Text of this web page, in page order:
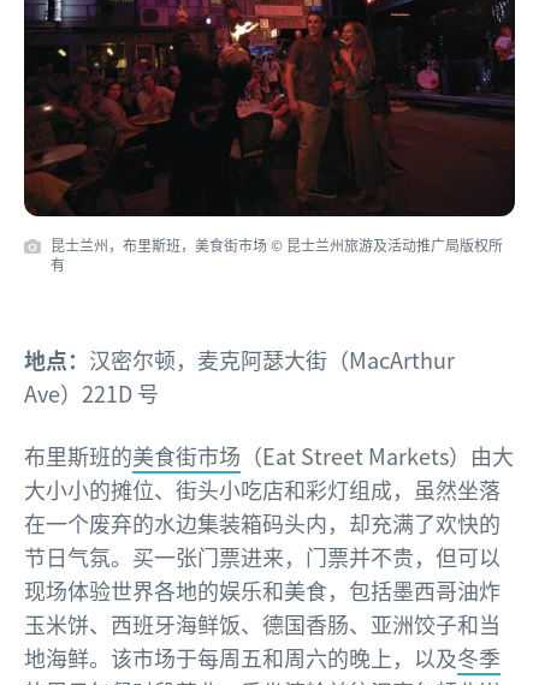
昆士兰州，布里斯班，美食街市场 © 昆士兰州旅游及活动推广局版权所
有
地点： 汉密尔顿，麦克阿瑟大街（MacArthur
Ave）221D 号
布里斯班的美食街市场 （Eat Street Markets）由大
大小小的摊位、街头小吃店和彩灯组成，虽然坐落
在一个废弃的水边集装箱码头内，却充满了欢快的
节日气氛。买一张门票进来，门票并不贵，但可以
现场体验世界各地的娱乐和美食，包括墨西哥油炸
玉米饼、西班牙海鲜饭、德国香肠、亚洲饺子和当
地海鲜。该市场于每周五和周六的晚上，以及冬季